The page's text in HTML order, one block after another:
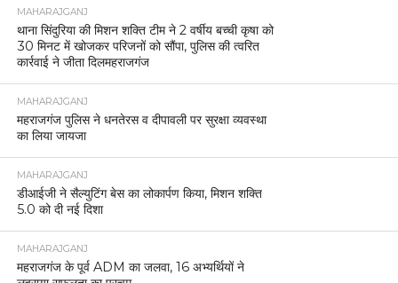
MAHARAJGANJ
थाना सिंदुरिया की मिशन शक्ति टीम ने 2 वर्षीय बच्ची कृषा को
30 मिनट में खोजकर परिजनों को सौंपा, पुलिस की त्वरित
कार्रवाई ने जीता दिलमहराजगंज
MAHARAJGANJ
महराजगंज पुलिस ने धनतेरस व दीपावली पर सुरक्षा व्यवस्था
का लिया जायजा
MAHARAJGANJ
डीआईजी ने सैल्युटिंग बेस का लोकार्पण किया, मिशन शक्ति
5.0 को दी नई दिशा
MAHARAJGANJ
महराजगंज के पूर्व ADM का जलवा, 16 अभ्यर्थियों ने